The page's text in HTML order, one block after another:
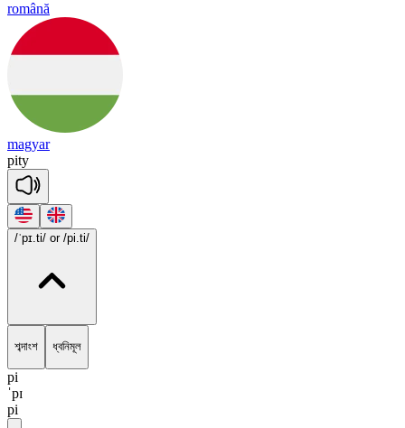
română
magyar
pity
/ˈpɪ.ti/ or /pi.ti/
শব্দাংশ ধ্বনিমূল
pi
ˈpɪ
pi